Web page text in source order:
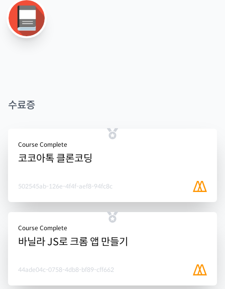
수료증
Course Complete
코코아톡 클론코딩
502545ab-126e-4f4f-aef8-94fc8c
Course Complete
바닐라 JS로 크롬 앱 만들기
44ade04c-0758-4db8-bf89-cff662